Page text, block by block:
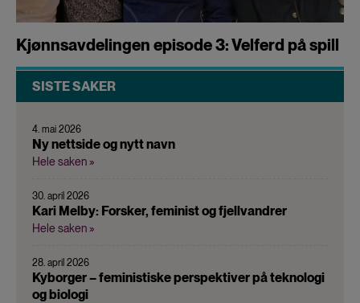
Kjønnsavdelingen episode 3: Velferd på spill
SISTE SAKER
4. mai 2026
Ny nettside og nytt navn
Hele saken »
30. april 2026
Kari Melby: Forsker, feminist og fjellvandrer
Hele saken »
28. april 2026
Kyborger – feministiske perspektiver på teknologi
og biologi